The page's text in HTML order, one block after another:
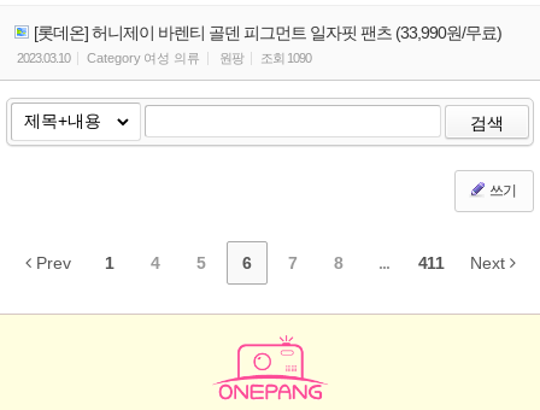
[롯데온] 허니제이 바렌티 골덴 피그먼트 일자핏 팬츠 (33,990원/무료)
2023.03.10 Category 여성 의류 원팡 조회 1090
검색
쓰기
Prev 1 4 5 6 7 8 ... 411 Next